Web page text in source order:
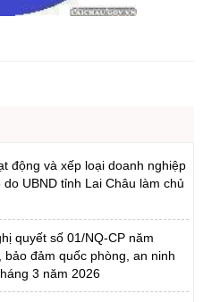
động và xếp loại doanh nghiệp
UBND tỉnh Lai Châu làm chủ
quyết số 01/NQ-CP năm
đảm quốc phòng, an ninh
3 năm 2026